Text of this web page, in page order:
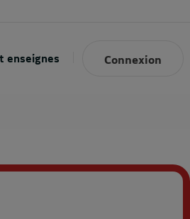
enseignes Connexion